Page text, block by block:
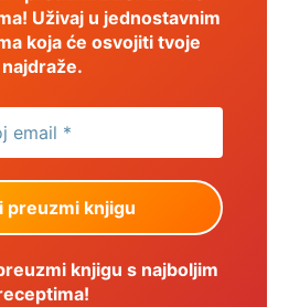
Uživaj u jednostavnim
koja će osvojiti tvoje
najdraže.
knjigu s najboljim